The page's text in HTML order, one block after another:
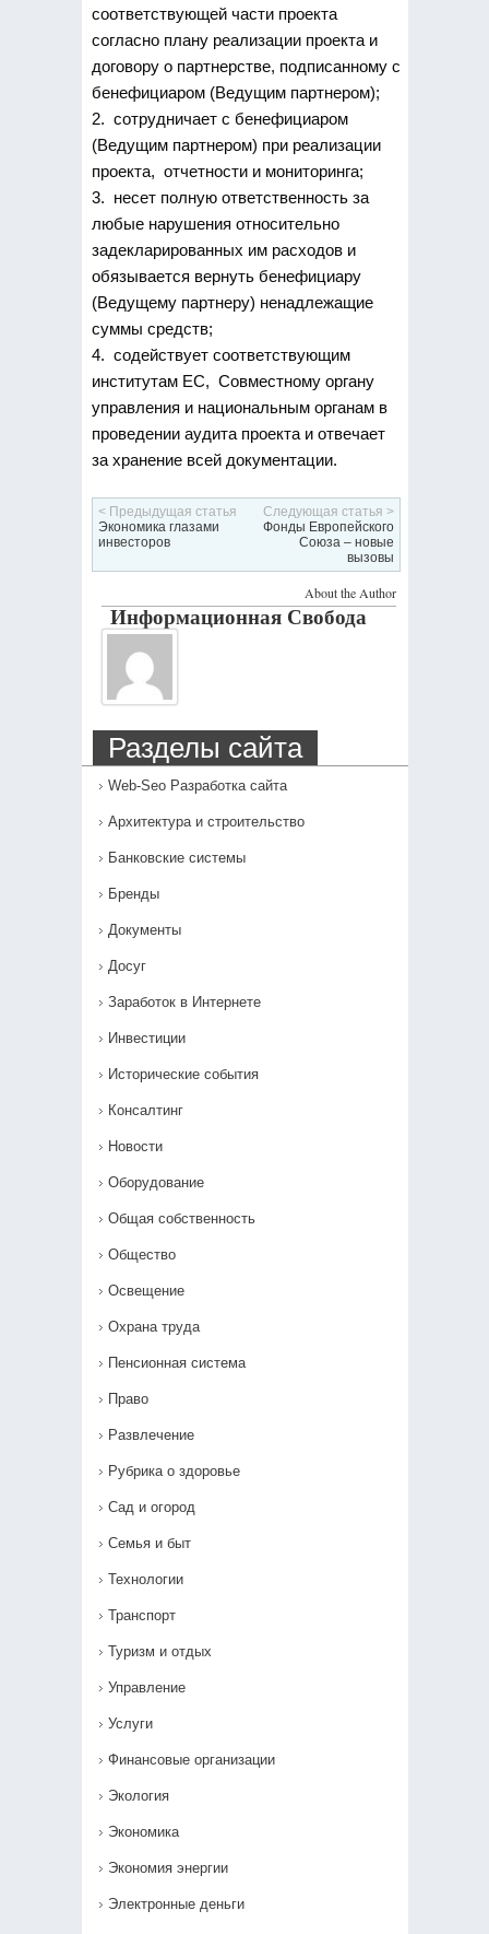
соответствующей части проекта
согласно плану реализации проекта и
договору о партнерстве, подписанному с
бенефициаром (Ведущим партнером);
2. сотрудничает с бенефициаром
(Ведущим партнером) при реализации
проекта, отчетности и мониторинга;
3. несет полную ответственность за
любые нарушения относительно
задекларированных им расходов и
обязывается вернуть бенефициару
(Ведущему партнеру) ненадлежащие
суммы средств;
4. содействует соответствующим
институтам ЕС, Совместному органу
управления и национальным органам в
проведении аудита проекта и отвечает
за хранение всей документации.
< Предыдущая статья
Экономика глазами
инвесторов
Следующая статья >
Фонды Европейского
Союза – новые
вызовы
About the Author
Информационная Свобода
Разделы сайта
Web-Seo Разработка сайта
Архитектура и строительство
Банковские системы
Бренды
Документы
Досуг
Заработок в Интернете
Инвестиции
Исторические события
Консалтинг
Новости
Оборудование
Общая собственность
Общество
Освещение
Охрана труда
Пенсионная система
Право
Развлечение
Рубрика о здоровье
Сад и огород
Семья и быт
Технологии
Транспорт
Туризм и отдых
Управление
Услуги
Финансовые организации
Экология
Экономика
Экономия энергии
Электронные деньги